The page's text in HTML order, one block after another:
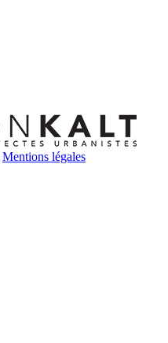
Mentions légales